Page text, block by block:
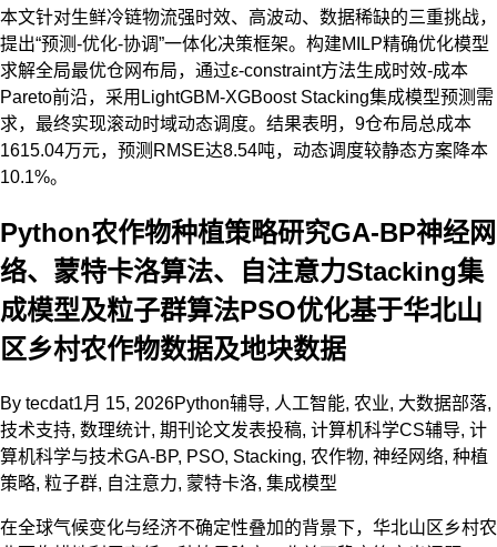
本文针对生鲜冷链物流强时效、高波动、数据稀缺的三重挑战，
提出“预测-优化-协调”一体化决策框架。构建MILP精确优化模型
求解全局最优仓网布局，通过ε-constraint方法生成时效-成本
Pareto前沿，采用LightGBM-XGBoost Stacking集成模型预测需
求，最终实现滚动时域动态调度。结果表明，9仓布局总成本
1615.04万元，预测RMSE达8.54吨，动态调度较静态方案降本
10.1%。
Python农作物种植策略研究GA-BP神经网
络、蒙特卡洛算法、自注意力Stacking集
成模型及粒子群算法PSO优化基于华北山
区乡村农作物数据及地块数据
By tecdat1月 15, 2026Python辅导, 人工智能, 农业, 大数据部落,
技术支持, 数理统计, 期刊论文发表投稿, 计算机科学CS辅导, 计
算机科学与技术GA-BP, PSO, Stacking, 农作物, 神经网络, 种植
策略, 粒子群, 自注意力, 蒙特卡洛, 集成模型
在全球气候变化与经济不确定性叠加的背景下，华北山区乡村农